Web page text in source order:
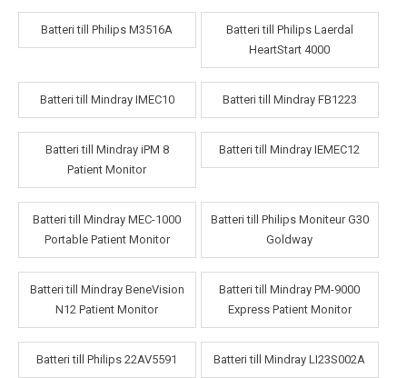
Batteri till Philips M3516A
Batteri till Philips Laerdal
HeartStart 4000
Batteri till Mindray IMEC10 Batteri till Mindray FB1223
Batteri till Mindray iPM 8
Patient Monitor
Batteri till Mindray IEMEC12
Batteri till Mindray MEC-1000
Portable Patient Monitor
Batteri till Philips Moniteur G30
Goldway
Batteri till Mindray BeneVision
N12 Patient Monitor
Batteri till Mindray PM-9000
Express Patient Monitor
Batteri till Philips 22AV5591 Batteri till Mindray LI23S002A